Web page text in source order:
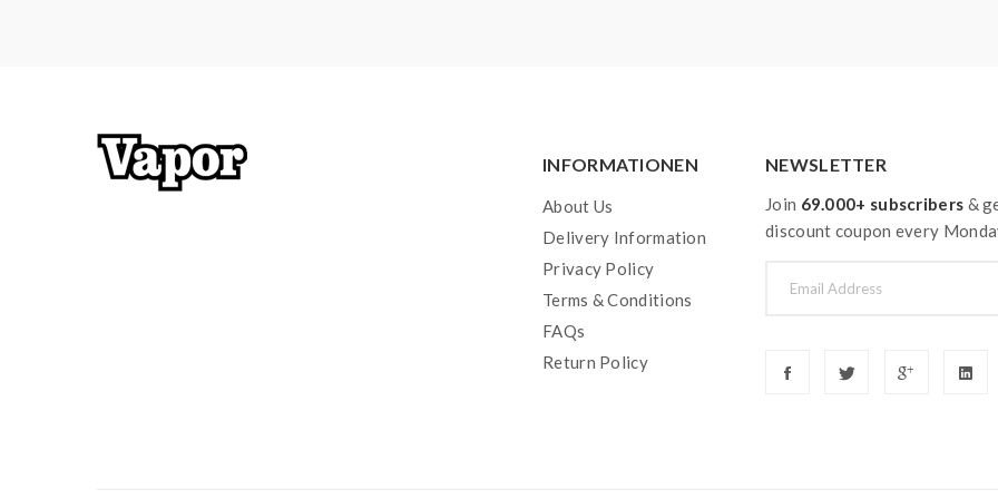
INFORMATIONEN
About Us
Delivery Information
Privacy Policy
Terms & Conditions
FAQs
Return Policy
NEWSLETTER
Join 69.000+ subscribers &
discount coupon every